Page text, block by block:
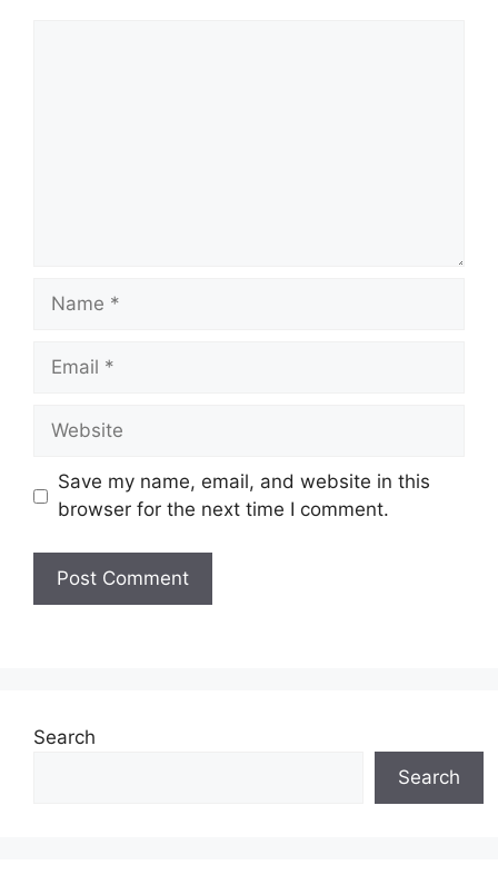
Name
Email
Website
Save my name, email, and website in this
browser for the next time I comment.
Search
Search